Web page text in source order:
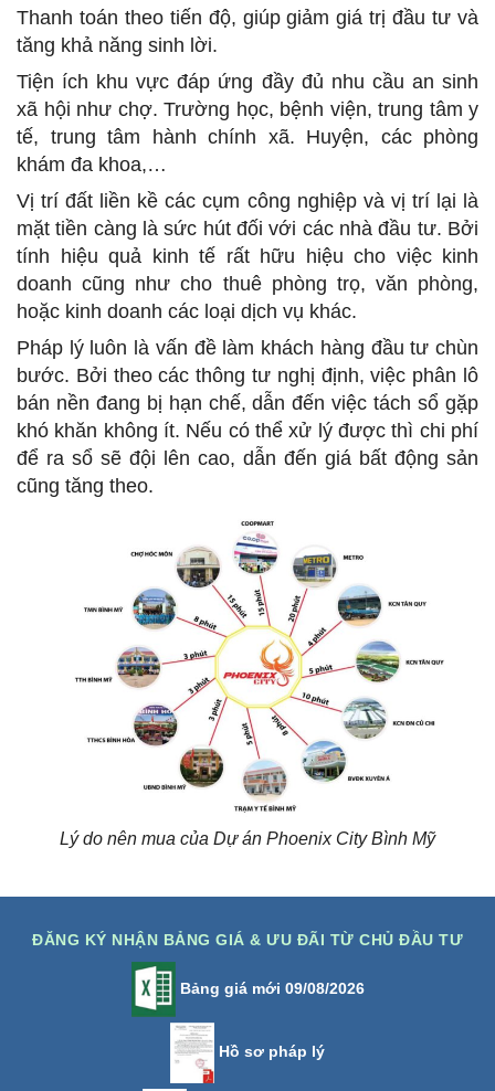
Thanh toán theo tiến độ, giúp giảm giá trị đầu tư và
tăng khả năng sinh lời.
Tiện ích khu vực đáp ứng đầy đủ nhu cầu an sinh
xã hội như chợ. Trường học, bệnh viện, trung tâm y
tế, trung tâm hành chính xã. Huyện, các phòng
khám đa khoa,…
Vị trí đất liền kề các cụm công nghiệp và vị trí lại là
mặt tiền càng là sức hút đối với các nhà đầu tư. Bởi
tính hiệu quả kinh tế rất hữu hiệu cho việc kinh
doanh cũng như cho thuê phòng trọ, văn phòng,
hoặc kinh doanh các loại dịch vụ khác.
Pháp lý luôn là vấn đề làm khách hàng đầu tư chùn
bước. Bởi theo các thông tư nghị định, việc phân lô
bán nền đang bị hạn chế, dẫn đến việc tách sổ gặp
khó khăn không ít. Nếu có thể xử lý được thì chi phí
để ra sổ sẽ đội lên cao, dẫn đến giá bất động sản
cũng tăng theo.
Lý do nên mua của Dự án Phoenix City Bình Mỹ
ĐĂNG KÝ NHẬN BẢNG GIÁ & ƯU ĐÃI TỪ CHỦ ĐẦU TƯ
Bảng giá mới 09/08/2026
Hồ sơ pháp lý